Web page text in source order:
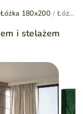
Łóżka 180x200 Łóżko tapicerowane z pojemnikiem i stelażem 180x200 Gaja Zielone
i stelażem